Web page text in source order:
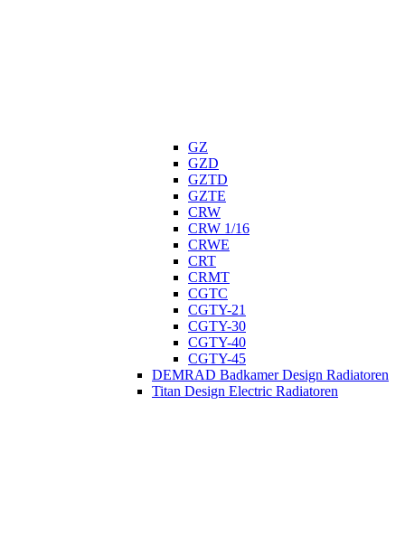
GZ
GZD
GZTD
GZTE
CRW
CRW 1/16
CRWE
CRT
CRMT
CGTC
CGTY-21
CGTY-30
CGTY-40
CGTY-45
DEMRAD Badkamer Design Radiatoren
Titan Design Electric Radiatoren